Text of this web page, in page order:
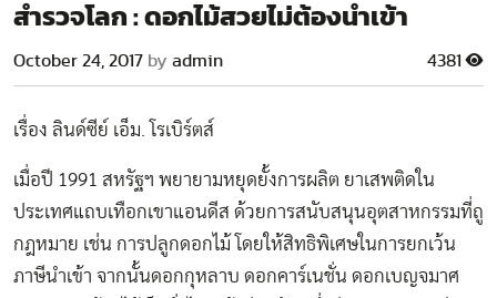
สำรวจโลก : ดอกไม้สวยไม่ต้องนำเข้า
October 24, 2017 by admin 4381
เรื่อง ลินด์ซีย์ เอ็ม. โรเบิร์ตส์
เมื่อปี 1991 สหรัฐฯ พยายามหยุดยั้งการผลิต ยาเสพติดใน
ประเทศแถบเทือกเขาแอนดีส ด้วยการสนับสนุนอุตสาหกรรมที่ถู
กฎหมาย เช่น การปลูกดอกไม้ โดยให้สิทธิพิเศษในการยกเว้น
ภาษีนำเข้า จากนั้นดอกกุหลาบ ดอกคาร์เนชั่น ดอกเบญจมาศ